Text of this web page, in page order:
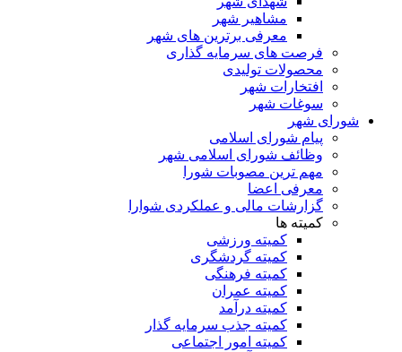
مشاهیر شهر
معرفی برترین های شهر
فرصت های سرمایه گذاری
محصولات تولیدی
افتخارات شهر
سوغات شهر
شورای شهر
پیام شورای اسلامی
وظائف شورای اسلامی شهر
مهم ترین مصوبات شورا
معرفی اعضا
گزارشات مالی و عملکردی شوارا
کمیته ها
کمیته ورزشی
کمیته گردشگری
کمیته فرهنگی
کمیته عمران
کمیته درآمد
کمیته جذب سرمایه گذار
کمیته امور اجتماعی